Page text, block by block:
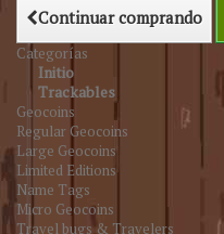
Continuar comprando
Categorías
Initio
Trackables
Geocoins
Regular Geocoins
Large Geocoins
Limited Editions
Name Tags
Micro Geocoins
Travel bugs & Travelers